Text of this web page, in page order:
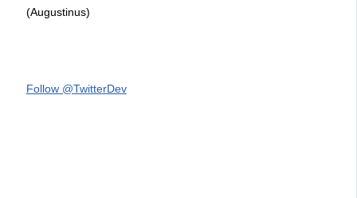
(Augustinus)
Follow @TwitterDev